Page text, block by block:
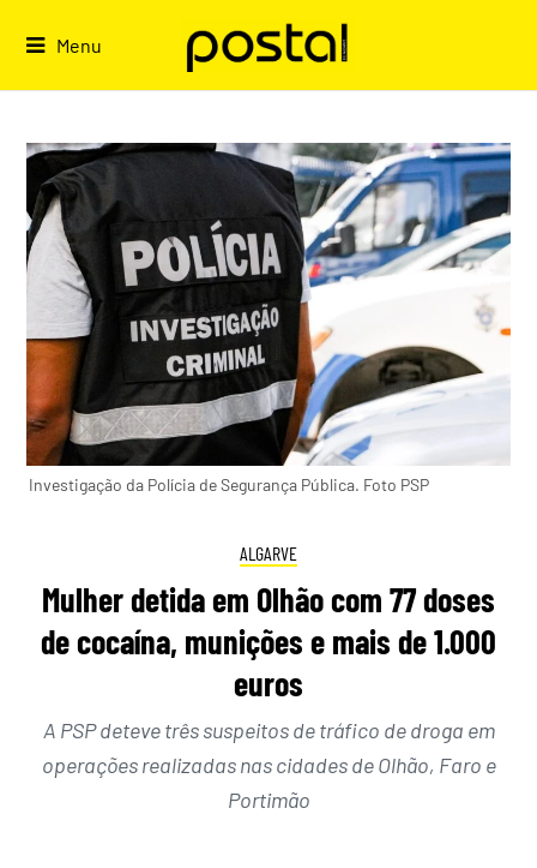
Menu
Investigação da Polícia de Segurança Pública. Foto PSP
ALGARVE
Mulher detida em Olhão com 77 doses
de cocaína, munições e mais de 1.000
euros
A PSP deteve três suspeitos de tráfico de droga em
operações realizadas nas cidades de Olhão, Faro e
Portimão